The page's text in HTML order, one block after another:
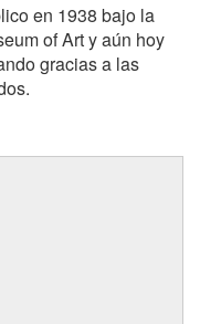
en 1938 bajo la
of Art y aún hoy
gracias a las